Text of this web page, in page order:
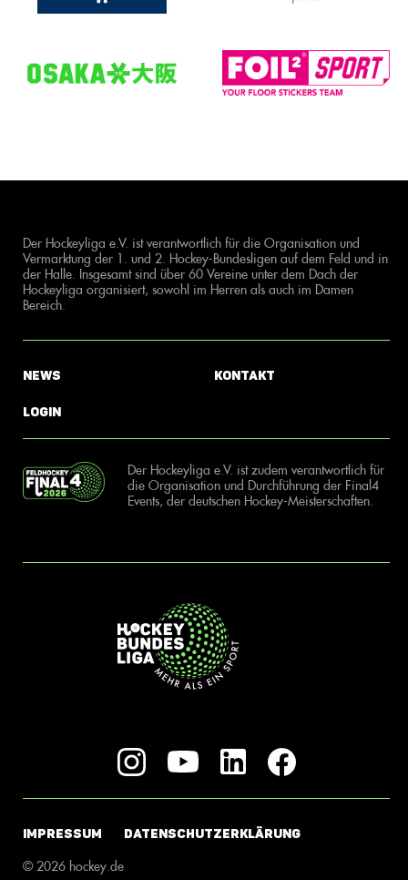
Der Hockeyliga e.V. ist verantwortlich für die Organisation und
Vermarktung der 1. und 2. Hockey-Bundesligen auf dem Feld und in
der Halle. Insgesamt sind über 60 Vereine unter dem Dach der
Hockeyliga organisiert, sowohl im Herren als auch im Damen
Bereich.
News
Login
Kontakt
Der Hockeyliga e.V. ist zudem verantwortlich für
die Organisation und Durchführung der Final4
Events, der deutschen Hockey-Meisterschaften.
IMPRESSUM DATENSCHUTZERKLÄRUNG
© 2026 hockey.de